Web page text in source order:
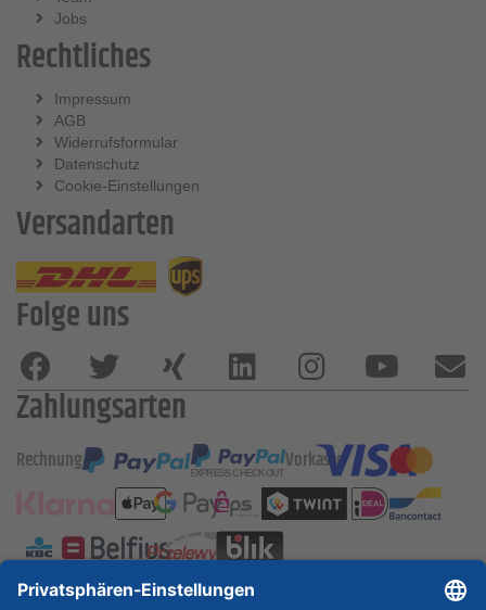
Jobs
Rechtliches
Impressum
AGB
Widerrufsformular
Datenschutz
Cookie-Einstellungen
Versandarten
Folge uns
Zahlungsarten
Rechnung Vorkasse
ESSKA International